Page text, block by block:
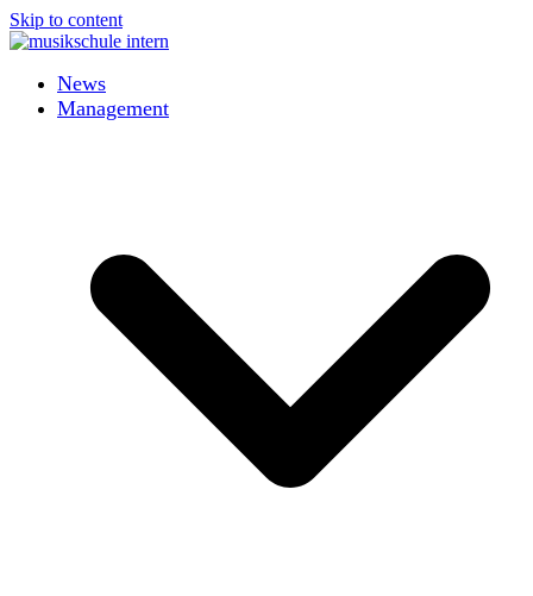
Skip to content
News
Management